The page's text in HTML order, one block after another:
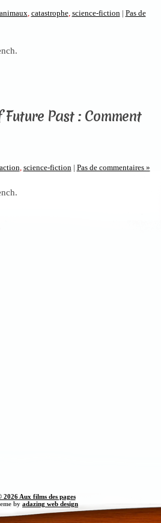
animaux, catastrophe, science-fiction | Pas de
Past : Comment
action science-fiction | Pas de commentaires »
2026 Aux films des pages
by adazing web design